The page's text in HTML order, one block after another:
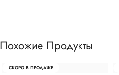
Похожие Продукты
СКОРО В ПРОДАЖЕ